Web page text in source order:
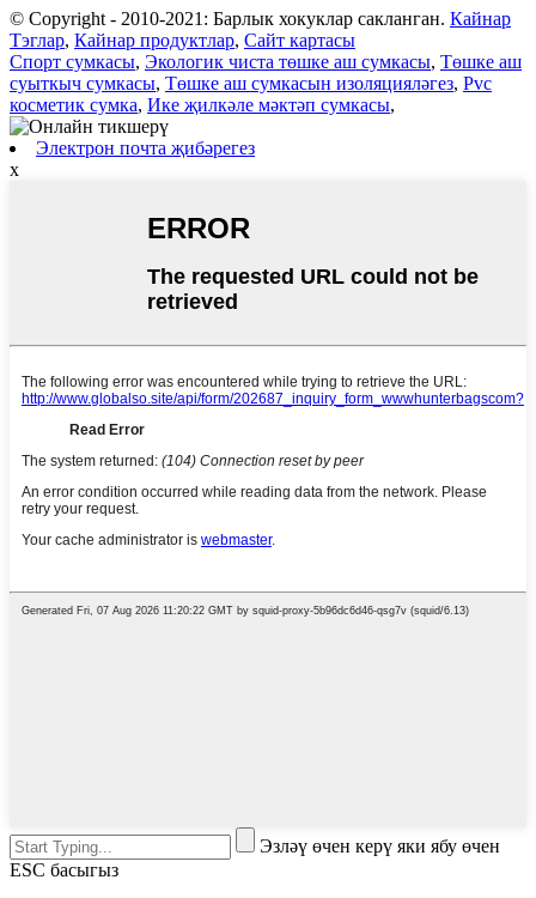
© Copyright - 2010-2021: Барлык хокуклар сакланган. Кайнар
Тэглар, Кайнар продуктлар, Сайт картасы
Спорт сумкасы, Экологик чиста төшке аш сумкасы, Төшке аш
суыткыч сумкасы, Төшке аш сумкасын изоляцияләгез, Pvc
косметик сумка, Ике җилкәле мәктәп сумкасы,
Электрон почта җибәрегез
x
Эзләү өчен керү яки ябу өчен
ESC басыгыз